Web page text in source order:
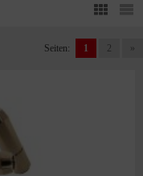
Seiten: 1 2 »